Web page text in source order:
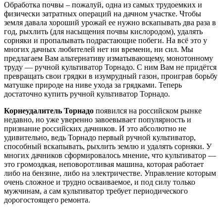
Обработка почвы – пожалуй, одна из самых трудоемких и
физически затратных операций на дачном участке. Чтобы
земля давала хороший урожай ее нужно вскапывать два раза в
год, рыхлить (для насыщения почвы кислородом), удалять
сорняки и пропалывать подрастающие побеги. На всё это у
многих дачных любителей нет ни времени, ни сил. Мы
предлагаем Вам альтернативу изматывающему, монотонному
труду — ручной культиватор Торнадо. С ним Вам не придётся
превращать свои грядки в изумрудный газон, проиграв борьбу
матушке природе на ниве ухода за грядками. Теперь
достаточно купить ручной культиватор Торнадо.
Корнеудалитель Торнадо появился на российском рынке
недавно, но уже уверенно завоевывает популярность и
признание российских дачников. И это абсолютно не
удивительно, ведь Торнадо первый ручной культиватор,
способный вскапывать, рыхлить землю и удалять сорняки. У
многих дачников сформировалось мнение, что культиватор —
это громоздкая, неповоротливая машина, которая работает
либо на бензине, либо на электричестве. Управление которым
очень сложное и трудно осваиваемое, и под силу только
мужчинам, а сам культиватор требует периодического
дорогостоящего ремонта.